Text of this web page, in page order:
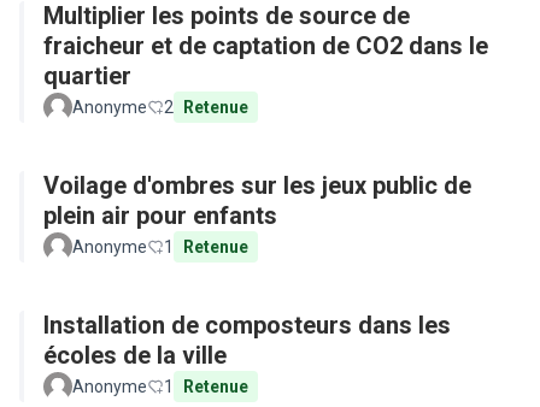
Multiplier les points de source de
fraicheur et de captation de CO2 dans le
quartier
Anonyme 2 Retenue
Voilage d'ombres sur les jeux public de
plein air pour enfants
Anonyme 1 Retenue
Installation de composteurs dans les
écoles de la ville
Anonyme 1 Retenue